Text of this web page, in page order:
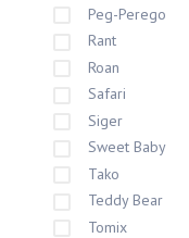
Peg-Perego
Rant
Roan
Safari
Siger
Sweet Baby
Tako
Teddy Bear
Tomix